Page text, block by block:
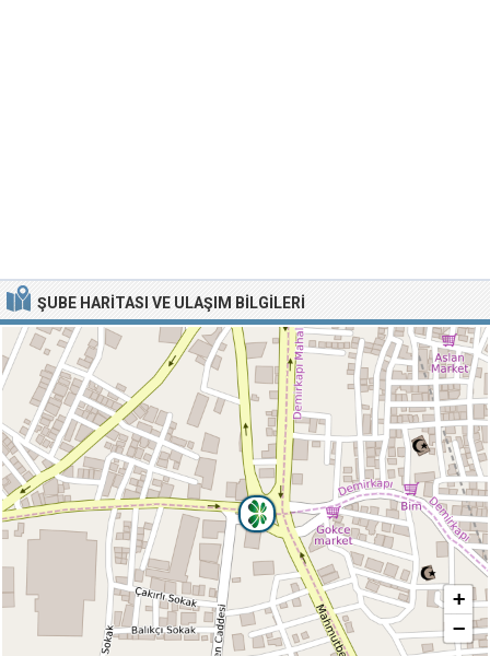
ŞUBE HARITASI VE ULAŞIM BILGILERI
+
−